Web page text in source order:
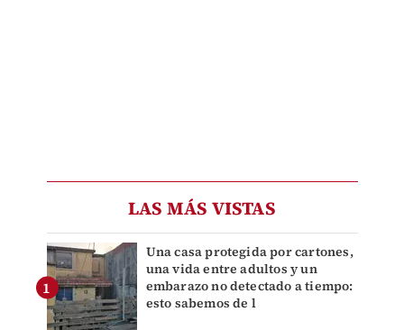
LAS MÁS VISTAS
Una casa protegida por cartones,
una vida entre adultos y un
embarazo no detectado a tiempo:
esto sabemos de l